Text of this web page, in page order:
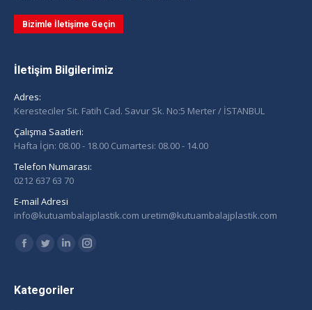
Bizimle İletişime Geçin
İletişim Bilgilerimiz
Adres:
Keresteciler Sit. Fatih Cad. Savur Sk. No:5 Merter / İSTANBUL
Çalışma Saatleri:
Hafta İçin: 08.00 - 18.00 Cumartesi: 08.00 - 14.00
Telefon Numarası:
0212 637 63 70
E-mail Adresi
info@kutuambalajplastik.com uretim@kutuambalajplastik.com
Find us on:
Facebook
opens
Twitter
opens
Linkedin
opens
Instagram
Kategoriler